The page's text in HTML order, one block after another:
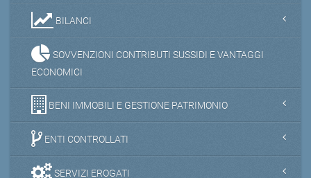
BILANCI
SOVVENZIONI CONTRIBUTI SUSSIDI E VANTAGGI
ECONOMICI
BENI IMMOBILI E GESTIONE PATRIMONIO
ENTI CONTROLLATI
SERVIZI EROGATI